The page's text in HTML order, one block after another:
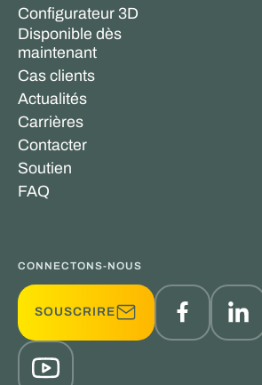
Configurateur 3D
Disponible dès
maintenant
Cas clients
Actualités
Carrières
Contacter
Soutien
FAQ
CONNECTONS-NOUS
SOUSCRIRE